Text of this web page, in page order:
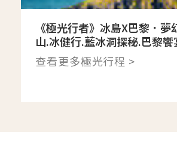
《極光行者》冰島X巴黎．夢
山.冰健行.藍冰洞探秘.巴黎饗
查看更多極光行程 >